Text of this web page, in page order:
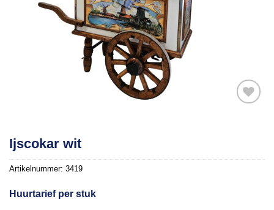
verlanglijst
Ijscokar wit
Artikelnummer: 3419
Huurtarief per stuk